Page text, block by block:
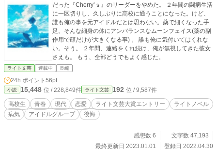
だった『Cherry’ｓ』のリーダーをやめた。 ２年間の闘病生活
に一区切りし、久しぶりに高校に通うことになった。けど、
誰も俺の事を元アイドルだとは思わない。薬で細くなった手
足。そんな細身の体にアンバランスなムーンフェイス(薬の副
作用で顔だけが大きくなる事) 。 誰も俺に気付いてはくれな
い。そう。 ２年間、連絡をくれ続け、俺が無視してきた彼女
さえも。 もう、全部どうでもよく感じた。
ライト文芸 連載中 長編
24h.ポイント 56pt
小説 15,448 位 / 228,849件 ライト文芸 192 位 / 9,587件
高校生 青春 現代 恋愛 ライト文芸大賞エントリー
ライトノベル
病気
アイドルグループ 後悔
感想数 6
文字数 47,193
最終更新日 2023.01.01
登録日 2022.04.30